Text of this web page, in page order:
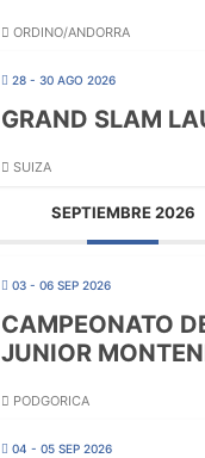
ORDINO/ANDORRA
28 - 30 AGO 2026
GRAND SLAM
SUIZA
SEPTIEMBRE 2026
03 - 06 SEP 2026
CAMPEONATO
JUNIOR
PODGORICA
04 - 05 SEP 2026